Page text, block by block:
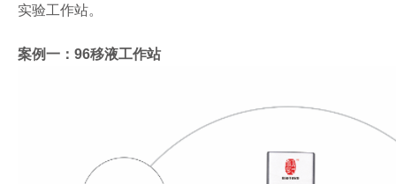
实验工作站。
案例一：96移液工作站